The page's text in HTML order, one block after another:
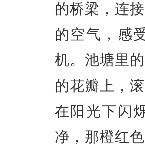
的桥梁，连
的空气，感
机。池塘里
的花瓣上，
在阳光下闪
净，那橙红